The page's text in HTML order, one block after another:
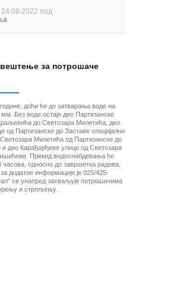
под
за потрошаче
доћи ће до затварања воде на
Без воде остаје део Партизанске
до Светозара Милетића, део
од Партизанске до Заставе специјални
Милетића од Партизанске до
и део Карађорђеве улице од Светозара
Прекид водоснабдевања ће
часова, односно до завршетка радова.
додатне информације је 025/425-
се унапред захваљује потрошачима
и стрпљењу.